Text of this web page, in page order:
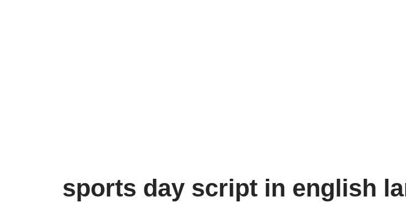
sports day script in english